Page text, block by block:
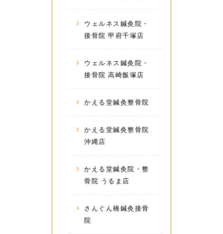
ウェルネス鍼灸院・
接骨院 甲府千塚店
ウェルネス鍼灸院・
接骨院 高崎飯塚店
かえる堂鍼灸整骨院
かえる堂鍼灸整骨院
沖縄店
かえる堂鍼灸院・整
骨院 うるま店
さんぐん橋鍼灸接骨
院